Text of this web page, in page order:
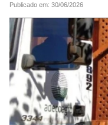
Publicado em: 30/06/2026